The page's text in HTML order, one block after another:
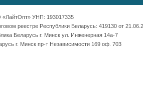
УНП: 193017335
реестре Республики Беларусь: 419130 от
Беларусь г. Минск ул. Инженерная 14а-7
г. Минск пр-т Независимости 169 оф. 703